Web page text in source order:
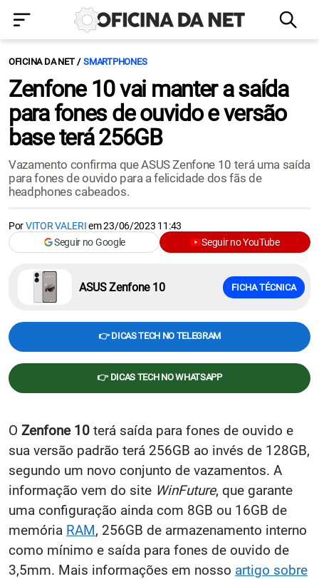
OFICINA DA NET SMARTPHONES
Zenfone 10 vai manter a saída
para fones de ouvido e versão
base terá 256GB
Vazamento confirma que ASUS Zenfone 10 terá uma saída
para fones de ouvido para a felicidade dos fãs de
headphones cabeados.
PorVITOR VALERIem23/06/2023 11:43
Seguir no Google
Seguir no YouTube
ASUS Zenfone 10 FICHA TÉCNICA
👉 DICAS TECH NO TELEGRAM
👉 DICAS TECH NO WHATSAPP
O Zenfone 10 terá saída para fones de ouvido e
sua versão padrão terá 256GB ao invés de 128GB,
segundo um novo conjunto de vazamentos. A
informação vem do site WinFuture, que garante
uma configuração ainda com 8GB ou 16GB de
memória RAM, 256GB de armazenamento interno
como mínimo e saída para fones de ouvido de
3,5mm. Mais informações em nosso artigo sobre